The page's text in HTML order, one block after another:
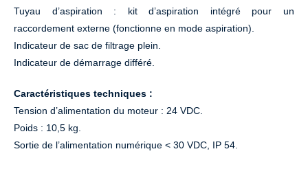
Tuyau d’aspiration : kit d’aspiration intégré pour un
raccordement externe (fonctionne en mode aspiration).
Indicateur de sac de filtrage plein.
Indicateur de démarrage différé.
Caractéristiques techniques :
Tension d’alimentation du moteur : 24 VDC.
Poids : 10,5 kg.
Sortie de l’alimentation numérique < 30 VDC, IP 54.